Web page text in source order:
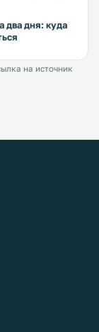
два дня: куда
на источник